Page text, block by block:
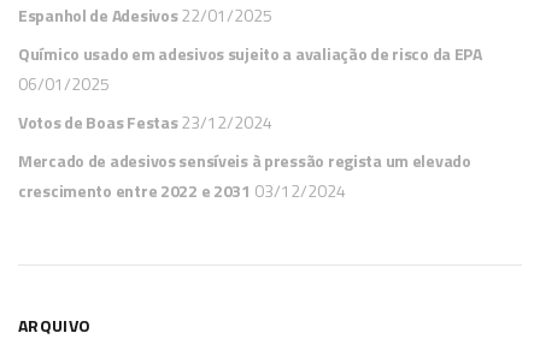
Espanhol de Adesivos22/01/2025
Químico usado em adesivos sujeito a avaliação de risco da EPA
06/01/2025
Votos de Boas Festas23/12/2024
Mercado de adesivos sensíveis à pressão regista um elevado
crescimento entre 2022 e 2031 03/12/2024
ARQUIVO